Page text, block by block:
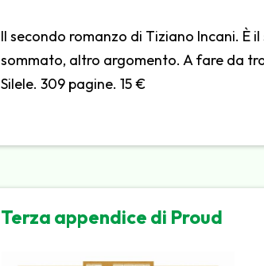
Il secondo romanzo di Tiziano Incani. È
sommato, altro argomento. A fare da
Silele. 309 pagine. 15 €
Terza appendice di Proud